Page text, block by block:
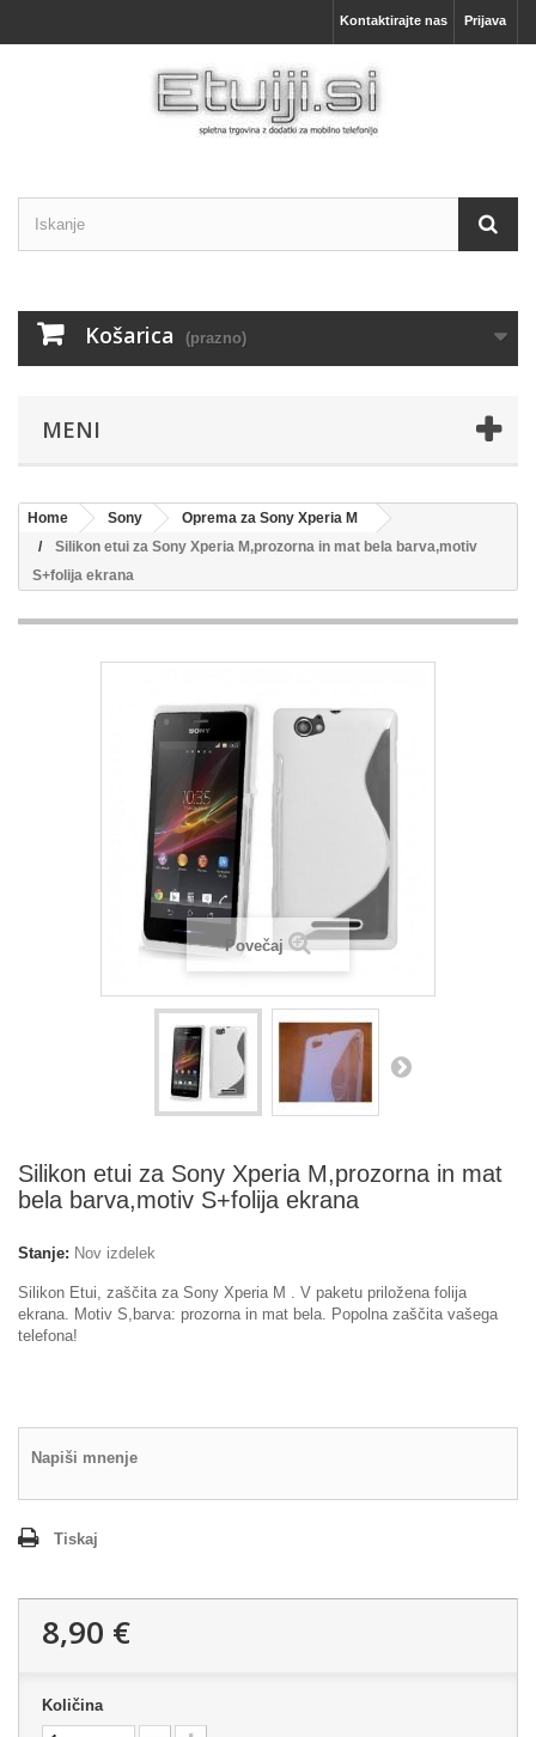
Prijava
Kontaktirajte nas
Košarica (prazno)
MENI
Home Sony
Oprema za Sony Xperia M
Silikon etui za Sony Xperia M,prozorna in mat bela barva,motiv
S+folija ekrana
Povečaj
Silikon etui za Sony Xperia M,prozorna in mat
bela barva,motiv S+folija ekrana
Stanje: Nov izdelek
Silikon Etui, zaščita za Sony Xperia M . V paketu priložena folija
ekrana. Motiv S,barva: prozorna in mat bela. Popolna zaščita vašega
telefona!
Napiši mnenje
Tiskaj
8,90 €
Količina